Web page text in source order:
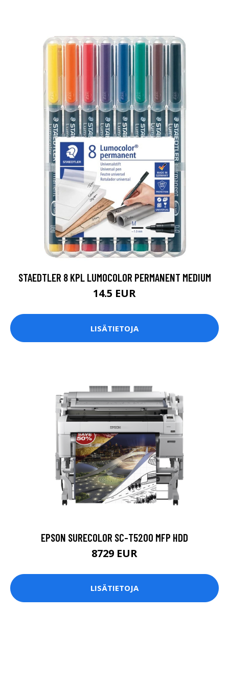
STAEDTLER 8 KPL LUMOCOLOR PERMANENT MEDIUM
14.5 EUR
LISÄTIETOJA
EPSON SURECOLOR SC-T5200 MFP HDD
8729 EUR
LISÄTIETOJA